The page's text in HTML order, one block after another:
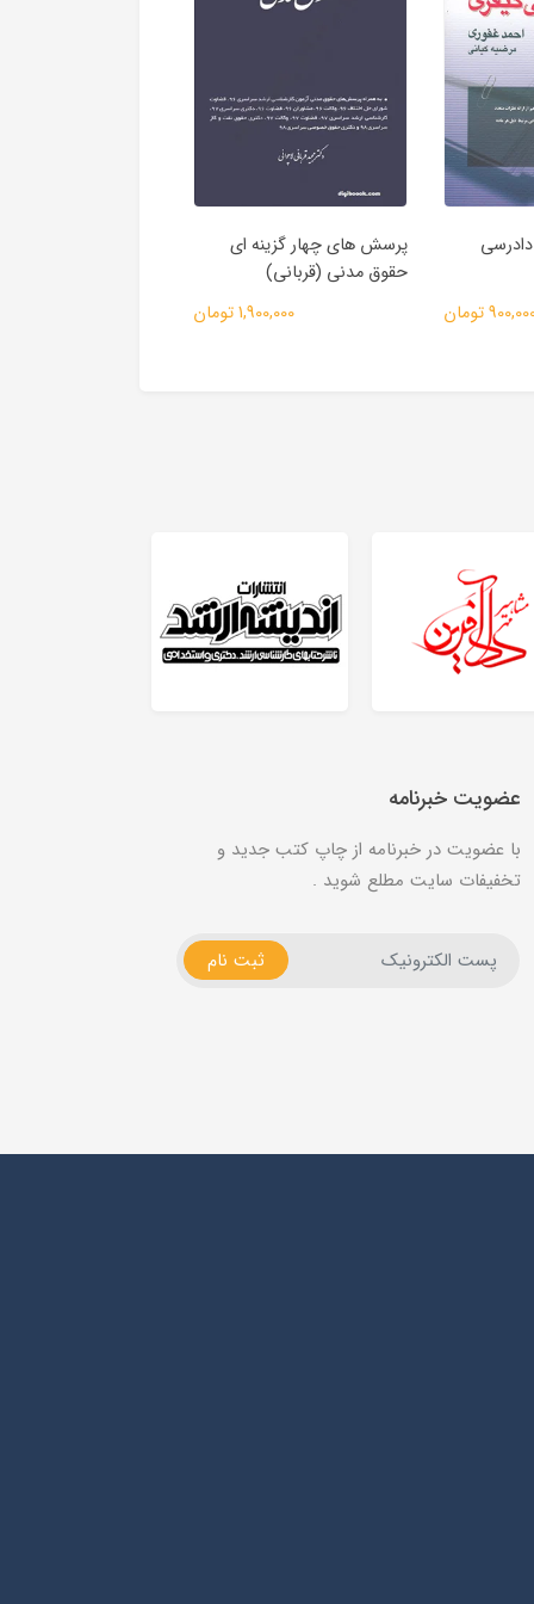
تومان
پرسش های چهار گزینه ای
حقوق مدنی (قربانی)
1,900,000 تومان
عضویت خبرنامه
با عضویت در خبرنامه از چاپ کتب جديد و
تخفیفات سایت مطلع شوید .
ثبت نام